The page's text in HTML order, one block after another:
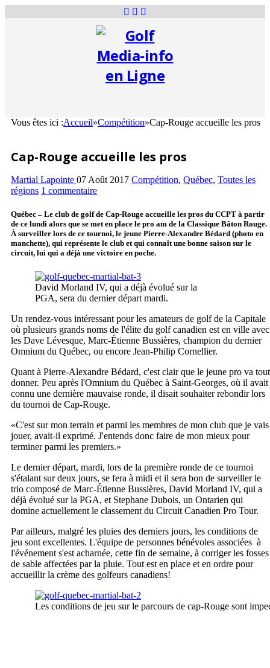
Vous êtes ici :Accueil»Compétition»Cap-Rouge accueille les pros
Cap-Rouge accueille les pros
Martial Lapointe 07 Août 2017 Compétition, Québec, Toutes les
régions 1 commentaire
Québec – Le club de golf de Cap-Rouge accueille les pros du CCPT à partir
de ce lundi alors que se met en place le pro am de la Classique Bâton Rouge.
À surveiller lors de ce tournoi, le jeune Pierre-Alexandre Bédard (photo en
manchette), qui représente le club et qui connaît une bonne saison sur le
circuit, lui qui a déjà une victoire en poche.
David Morland IV, qui a déjà évolué sur la
PGA, sera du dernier départ mardi.
Un rendez-vous intéressant pour les amateurs de golf de la Capitale
où plusieurs grands noms de l'élite du golf canadien est en ville avec
les Dave Lévesque, Marc-Étienne Bussières, champion du dernier
Omnium du Québec, ou encore Jean-Philip Cornellier.
Quant à Pierre-Alexandre Bédard, c'est clair que le jeune pro va tout
donner. Peu après l'Omnium du Québec à Saint-Georges, où il avait
connu une dernière mauvaise ronde, il disait souhaiter rebondir lors
du tournoi de Cap-Rouge.
«C'est sur mon terrain et parmi les membres de mon club que je vais
jouer, avait-il exprimé. J'entends donc faire de mon mieux pour
terminer parmi les premiers.»
Le dernier départ, mardi, lors de la première ronde de ce tournoi
s'étalant sur deux jours, se fera à midi et il sera bon de surveiller le
trio composé de Marc-Étienne Bussières, David Morland IV, qui a
déjà évolué sur la PGA, et Stephane Dubois, un Ontarien qui
domine actuellement le classement du Circuit Canadien Pro Tour.
Par ailleurs, malgré les pluies des derniers jours, les conditions de
jeu sont excellentes. L'équipe de personnes bénévoles associées à
l'événement s'est acharnée, cette fin de semaine, à corriger les fosses
de sable affectées par la pluie. Tout est en place et en ordre pour
accueillir la crème des golfeurs canadiens!
Les conditions de jeu sur le parcours de cap-Rouge sont